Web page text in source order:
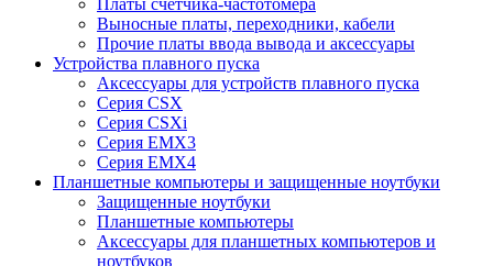
Платы счетчика-частотомера
Выносные платы, переходники, кабели
Прочие платы ввода вывода и аксессуары
Устройства плавного пуска
Аксессуары для устройств плавного пуска
Серия CSX
Серия CSXi
Серия EMX3
Серия EMX4
Планшетные компьютеры и защищенные ноутбуки
Защищенные ноутбуки
Планшетные компьютеры
Аксессуары для планшетных компьютеров и
ноутбуков